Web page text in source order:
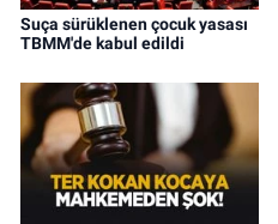
Suça sürüklenen çocuk yasası
TBMM'de kabul edildi